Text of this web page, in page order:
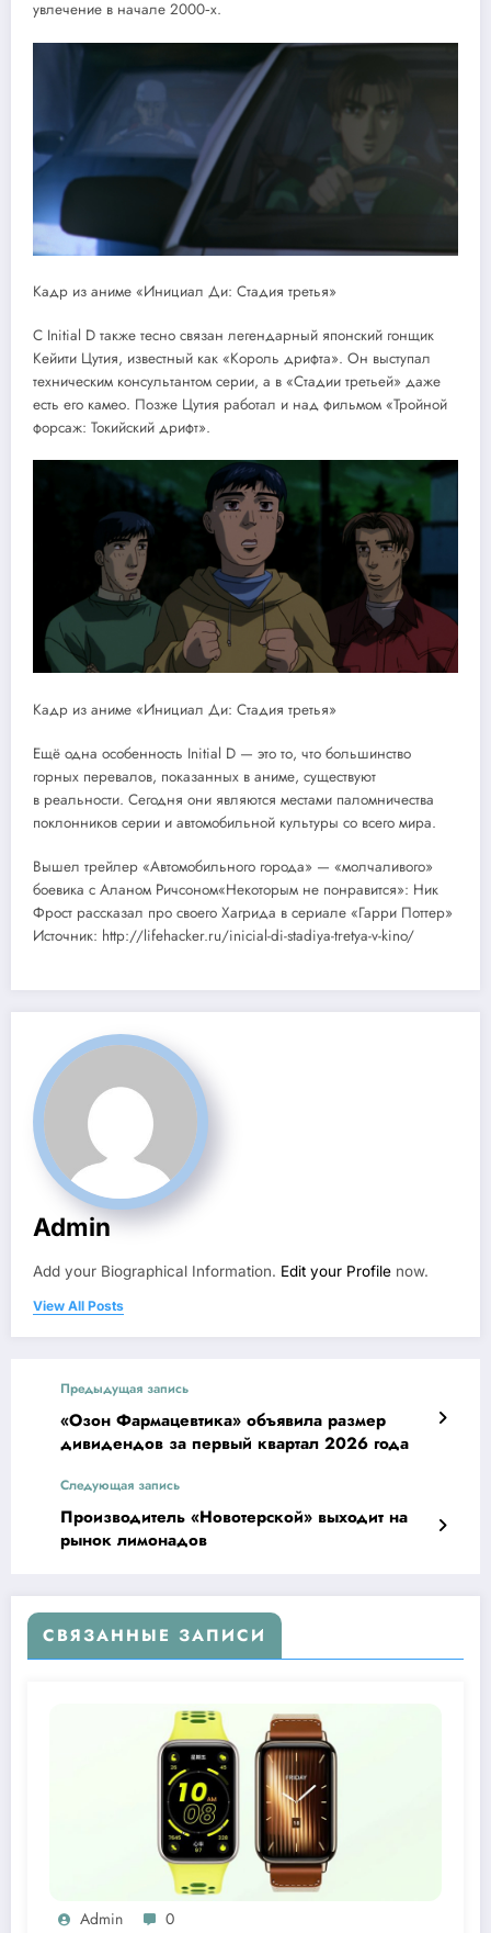
увлечение в начале 2000‑х.
Кадр из аниме «Инициал Ди: Стадия третья»
С Initial D также тесно связан легендарный японский гонщик
Кейити Цутия, известный как «Король дрифта». Он выступал
техническим консультантом серии, а в «Стадии третьей» даже
есть его камео. Позже Цутия работал и над фильмом «Тройной
форсаж: Токийский дрифт».
Кадр из аниме «Инициал Ди: Стадия третья»
Ещё одна особенность Initial D — это то, что большинство
горных перевалов, показанных в аниме, существуют
в реальности. Сегодня они являются местами паломничества
поклонников серии и автомобильной культуры со всего мира.
Вышел трейлер «Автомобильного города» — «молчаливого»
боевика с Аланом Ричсоном«Некоторым не понравится»: Ник
Фрост рассказал про своего Хагрида в сериале «Гарри Поттер»
Источник: http://lifehacker.ru/inicial-di-stadiya-tretya-v-kino/
Admin
Add your Biographical Information. Edit your Profile now.
View All Posts
Предыдущая запись
«Озон Фармацевтика» объявила размер
дивидендов за первый квартал 2026 года
Следующая запись
Производитель «Новотерской» выходит на
рынок лимонадов
СВЯЗАННЫЕ ЗАПИСИ
Admin 0